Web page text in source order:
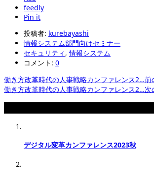
feedly
Pin it
投稿者: kurebayashi
情報システム部門向けセミナー
セキュリティ ,情報システム
コメント: 0
働き方改革時代の人事戦略カンファレンス2…前
働き方改革時代の人事戦略カンファレンス2…次
デジタル変革カンファレンス2023秋